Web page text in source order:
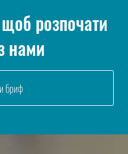
розпочати
нами
бриф